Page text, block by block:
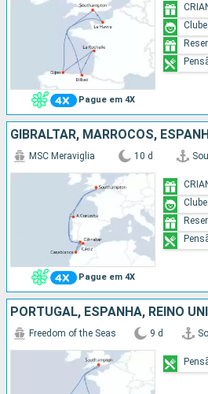
Pague em 4X
Pague em 4X
MSC Meraviglia 10 d
PORTUGAL, ESPANHA, REINO
Freedom of the Seas 9 d